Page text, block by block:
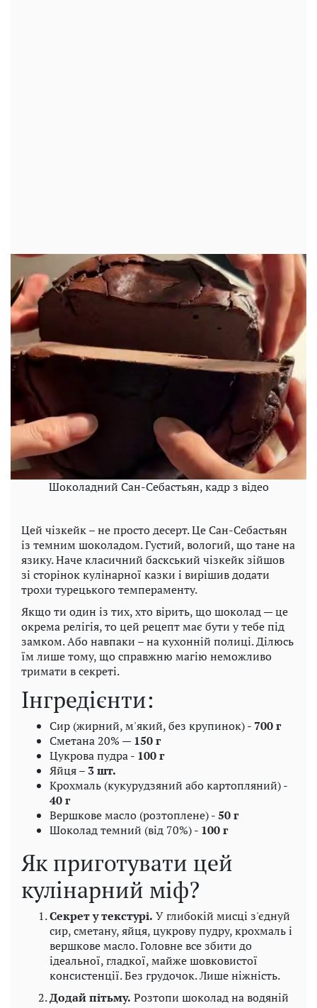
Шоколадний Сан-Себастьян, кадр з відео
Цей чізкейк – не просто десерт. Це Сан-Себастьян
із темним шоколадом. Густий, вологий, що тане на
язику. Наче класичний баскський чізкейк зійшов
зі сторінок кулінарної казки і вирішив додати
трохи турецького темпераменту.
Якщо ти один із тих, хто вірить, що шоколад — це
окрема релігія, то цей рецепт має бути у тебе під
замком. Або навпаки – на кухонній полиці. Ділюсь
їм лише тому, що справжню магію неможливо
тримати в секреті.
Інгредієнти:
Сир (жирний, м'який, без крупинок) -700 г
Сметана 20% — 150 г
Цукрова пудра - 100 г
Яйця – 3 шт.
Крохмаль (кукурудзяний або картопляний) -
40 г
Вершкове масло (розтоплене) -50 г
Шоколад темний (від 70%) - 100 г
Як приготувати цей
кулінарний міф?
Секрет у текстурі. У глибокій мисці з'єднуй
сир, сметану, яйця, цукрову пудру, крохмаль і
вершкове масло. Головне все збити до
ідеальної, гладкої, майже шовковистої
консистенції. Без грудочок. Лише ніжність.
Додай пітьму. Розтопи шоколад на водяній